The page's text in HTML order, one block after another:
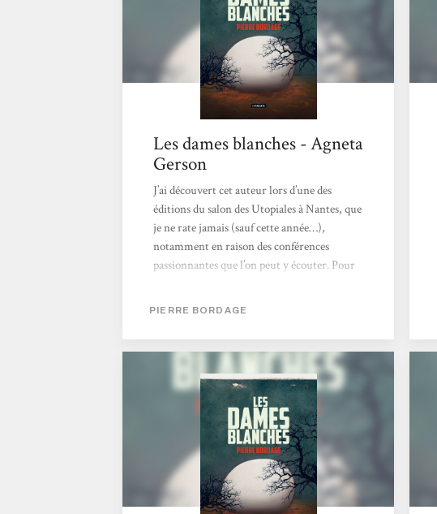
Les dames blanches - Agneta
Gerson
J’ai découvert cet auteur lors d’une des
éditions du salon des Utopiales à Nantes, que
je ne rate jamais (sauf cette année…),
notamment en raison des conférences
passionnantes que l’on peut y écouter. Pour
rarement. Mais après avoir entendu et
discuté avec l’auteur, j’ai vraiment eu envie
de le lire et de partager un bout de son
imaginaire. Empreint d’humanité et mettant
sa plume au service de...
PIERRE BORDAGE